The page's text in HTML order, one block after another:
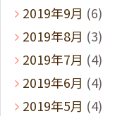
2019年9月 (6)
2019年8月 (3)
2019年7月 (4)
2019年6月 (4)
2019年5月 (4)